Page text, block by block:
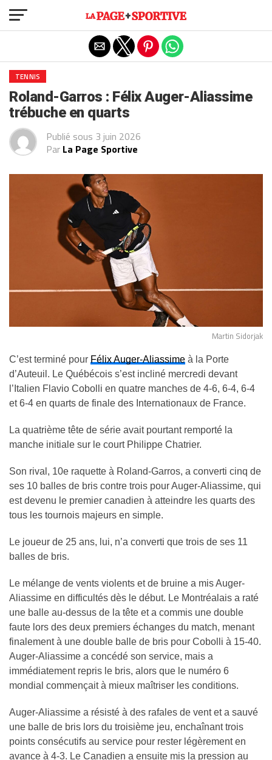
TENNIS
Roland-Garros : Félix Auger-Aliassime
trébuche en quarts
Publié sous 3 juin 2026
Par La Page Sportive
Martin Sidorjak
C’est terminé pour Félix Auger-Aliassime à la Porte
d’Auteuil. Le Québécois s’est incliné mercredi devant
l’Italien Flavio Cobolli en quatre manches de 4-6, 6-4, 6-4
et 6-4 en quarts de finale des Internationaux de France.
La quatrième tête de série avait pourtant remporté la
manche initiale sur le court Philippe Chatrier.
Son rival, 10e raquette à Roland-Garros, a converti cinq de
ses 10 balles de bris contre trois pour Auger-Aliassime, qui
est devenu le premier canadien à atteindre les quarts des
tous les tournois majeurs en simple.
Le joueur de 25 ans, lui, n’a converti que trois de ses 11
balles de bris.
Le mélange de vents violents et de bruine a mis Auger-
Aliassime en difficultés dès le début. Le Montréalais a raté
une balle au-dessus de la tête et a commis une double
faute lors des deux premiers échanges du match, menant
finalement à une double balle de bris pour Cobolli à 15-40.
Auger-Aliassime a concédé son service, mais a
immédiatement repris le bris, alors que le numéro 6
mondial commençait à mieux maîtriser les conditions.
Auger-Aliassime a résisté à des rafales de vent et a sauvé
une balle de bris lors du troisième jeu, enchaînant trois
points consécutifs au service pour rester légèrement en
avance à 4-3. Le Canadien a ensuite mis la pression au
Exit mobile version